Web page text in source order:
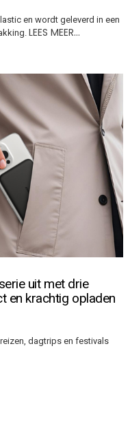
en wordt geleverd in een
LEES MEER…
uit met drie
en krachtig opladen
dagtrips en festivals